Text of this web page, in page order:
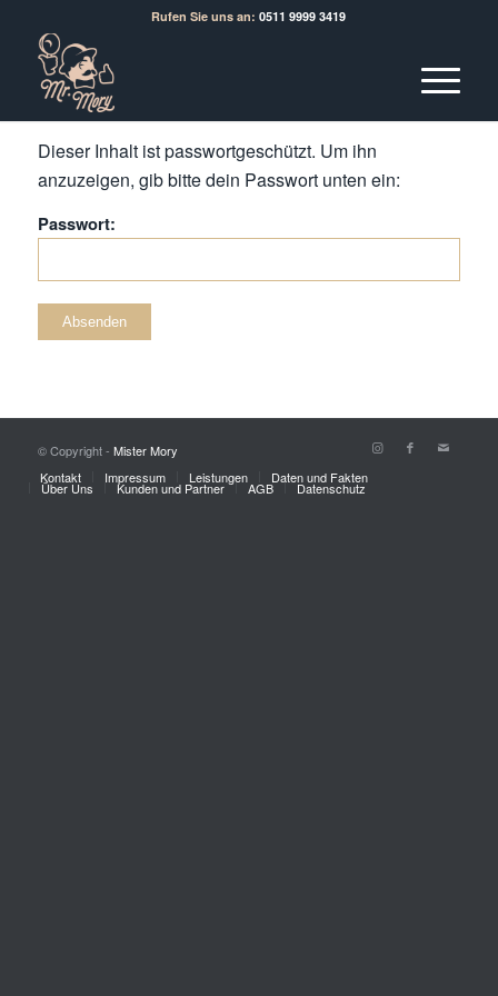
Rufen Sie uns an: 0511 9999 3419
Dieser Inhalt ist passwortgeschützt. Um ihn
anzuzeigen, gib bitte dein Passwort unten ein:
Passwort:
© Copyright - Mister Mory
Kontakt
Impressum Leistungen Daten und Fakten
Über Uns Kunden und Partner AGB Datenschutz